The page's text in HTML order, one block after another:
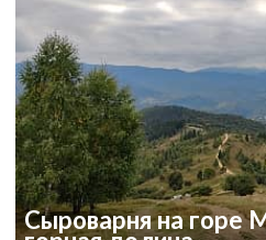
Сыроварня на горе